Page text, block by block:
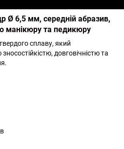
Ø 6,5 мм, середній абразив,
манікюру та педикюру
сплаву, який
довговічністю та